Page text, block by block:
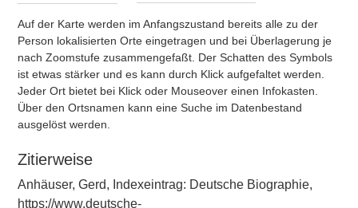
Auf der Karte werden im Anfangszustand bereits alle zu der
Person lokalisierten Orte eingetragen und bei Überlagerung je
nach Zoomstufe zusammengefaßt. Der Schatten des Symbols
ist etwas stärker und es kann durch Klick aufgefaltet werden.
Jeder Ort bietet bei Klick oder Mouseover einen Infokasten.
Über den Ortsnamen kann eine Suche im Datenbestand
ausgelöst werden.
Zitierweise
Anhäuser, Gerd, Indexeintrag: Deutsche Biographie,
https://www.deutsche-